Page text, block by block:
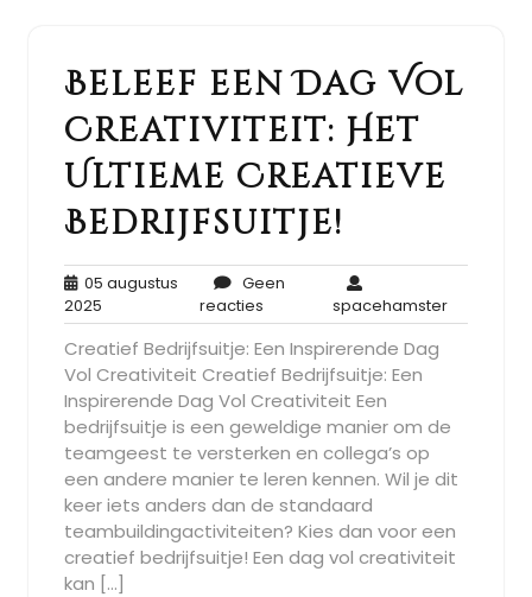
Beleef een Dag Vol
Creativiteit: Het
Ultieme Creatieve
Bedrijfsuitje!
05 augustus
2025
augustus
2025
Geen
reactiesGeen
reacties
spacehamster
Creatief Bedrijfsuitje: Een Inspirerende Dag
Vol Creativiteit Creatief Bedrijfsuitje: Een
Inspirerende Dag Vol Creativiteit Een
bedrijfsuitje is een geweldige manier om de
teamgeest te versterken en collega’s op
een andere manier te leren kennen. Wil je dit
keer iets anders dan de standaard
teambuildingactiviteiten? Kies dan voor een
creatief bedrijfsuitje! Een dag vol creativiteit
kan […]